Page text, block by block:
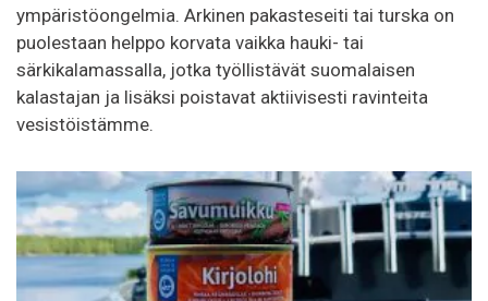
ympäristöongelmia. Arkinen pakasteseiti tai turska on
puolestaan helppo korvata vaikka hauki- tai
särkikalamassalla, jotka työllistävät suomalaisen
kalastajan ja lisäksi poistavat aktiivisesti ravinteita
vesistöistämme.